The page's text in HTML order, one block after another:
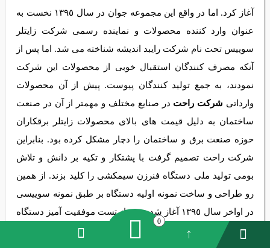
آغاز كرد. اما در واقع اين مجموعه جوان در سال ١٣٩٥ نخست به
عنوان وارد كننده محصولات و نماينده رسمی شركت زايتلر
سوييس تحت نام شركت رايبد انديشه شناخته می شد. اما پس از
آنکه مصرف کنندگان استقبال خوبی از محصولات اين شركت
نمودند، به جمع تولید کنندگان پیوست. پیش از آن محصولات
وارداتی شرکت راحت در صنايع مختلف و مهمتر از آن در صنعت
ساختمان به دليل قیمت های بالای محصولات زايتلر برقکاران
حوزه صنعت برق و ساختمان را دچار مشکل کرده بود. بنابراین
شرکت راحت تصمیم گرفت با پشتكار و تكيه بر دانش و تلاش
بومی توليد ملی دستگاه فنرزن سیمکشی را كليد بزند. از همین
رو طراحی و ساخت نمونه اوليه دستگاه بر طبق نمونه سوييسی
در اواخر سال ١٣٩٥ آغاز شد و بعد از تست موفقيت آميز دستگاه
آخرين مدل طراحی شده در خرداد ١٣٩٦ به بازار داخلی عرضه
0